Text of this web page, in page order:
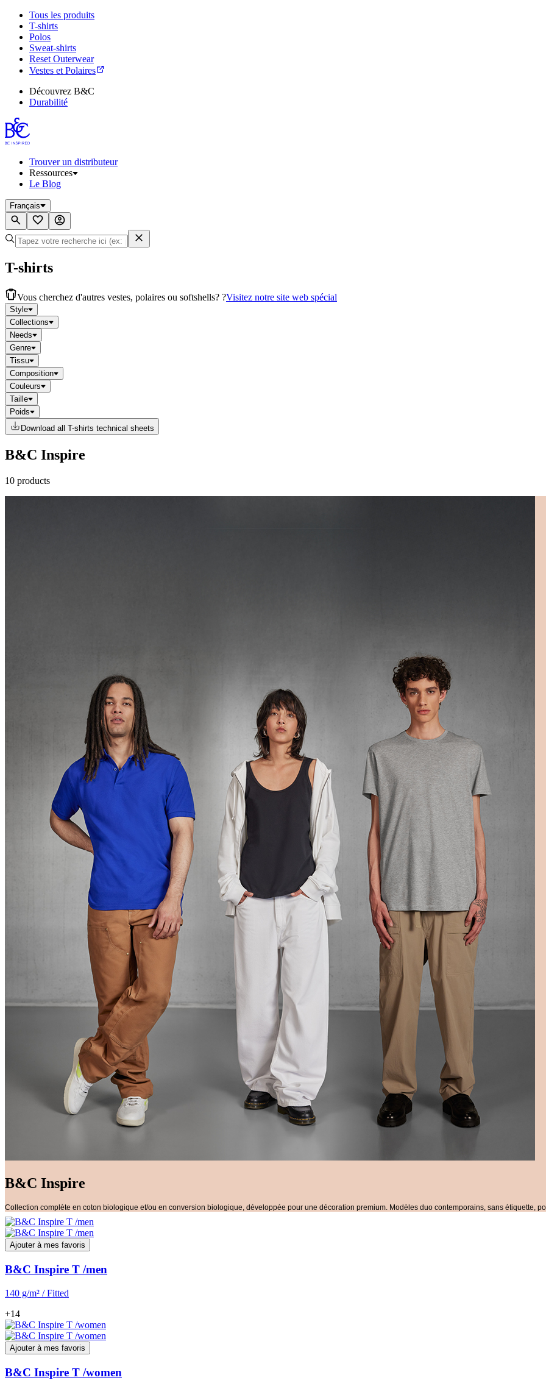
Tous les produits
T-shirts
Polos
Sweat-shirts
Reset Outerwear
Vestes et Polaires
Découvrez B&C
Durabilité
Trouver un distributeur
Ressources
Le Blog
Français
T-shirts
Vous cherchez d'autres vestes, polaires ou softshells? ?Visitez notre site web spécial
Style
Collections
Needs
Genre
Tissu
Composition
Couleurs
Taille
Poids
Download all T-shirts technical sheets
B&C Inspire
10 products
B&C Inspire
Collection complète en coton biologique et/ou en conversion biologique, développée pour une décoration premium. Modèles duo contemporains, sans étiquette,
Ajouter à mes favoris
B&C Inspire T /men
140 g/m² / Fitted
+14
Ajouter à mes favoris
B&C Inspire T /women